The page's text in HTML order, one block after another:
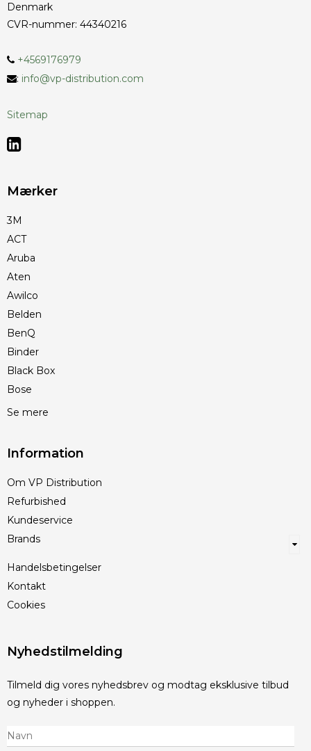
Denmark
CVR-nummer: 44340216
+4569176979
: info@vp-distribution.com
Sitemap
Mærker
3M
ACT
Aruba
Aten
Awilco
Belden
BenQ
Binder
Black Box
Bose
Se mere
Information
Om VP Distribution
Refurbished
Kundeservice
Brands
Handelsbetingelser
Kontakt
Cookies
Nyhedstilmelding
Tilmeld dig vores nyhedsbrev og modtag eksklusive tilbud
og nyheder i shoppen.